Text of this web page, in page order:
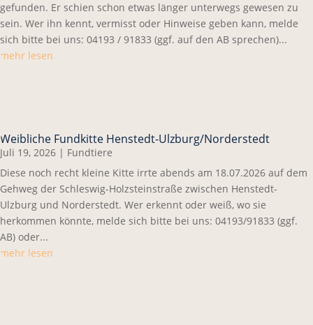
gefunden. Er schien schon etwas länger unterwegs gewesen zu
sein. Wer ihn kennt, vermisst oder Hinweise geben kann, melde
sich bitte bei uns: 04193 / 91833 (ggf. auf den AB sprechen)...
mehr lesen
Weibliche Fundkitte Henstedt-Ulzburg/Norderstedt
Juli 19, 2026 | Fundtiere
Diese noch recht kleine Kitte irrte abends am 18.07.2026 auf dem
Gehweg der Schleswig-Holzsteinstraße zwischen Henstedt-
Ulzburg und Norderstedt. Wer erkennt oder weiß, wo sie
herkommen könnte, melde sich bitte bei uns: 04193/91833 (ggf.
AB) oder...
mehr lesen